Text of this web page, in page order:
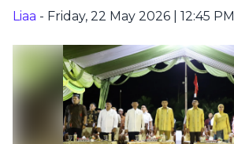
Liaa - Friday, 22 May 2026 | 12:45 PM